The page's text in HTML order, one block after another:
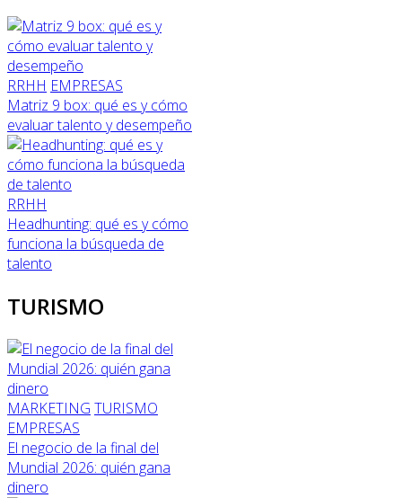
RRHH EMPRESAS
Matriz 9 box: qué es y cómo
evaluar talento y desempeño
RRHH
Headhunting: qué es y cómo
funciona la búsqueda de
talento
TURISMO
MARKETING TURISMO
EMPRESAS
El negocio de la final del
Mundial 2026: quién gana
dinero